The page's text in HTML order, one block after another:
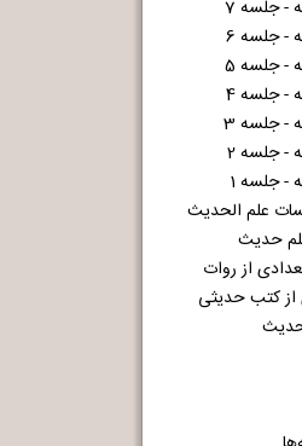
- جلسه 7
- جلسه 6
- جلسه 5
- جلسه 4
- جلسه 3
- جلسه 2
- جلسه 1
علم الحدیث
حدیث
از روات
از کتب حدیثی